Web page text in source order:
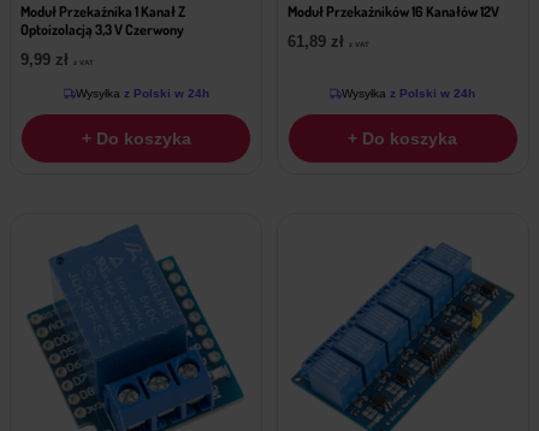
Moduł Przekaźnika 1 Kanał Z
Optoizolacją 3,3 V Czerwony
9,99 zł z VAT
Wysyłka z Polski w 24h
+ Do koszyka
Moduł Przekaźników 16 Kanałów 12V
61,89 zł z VAT
Wysyłka z Polski w 24h
+ Do koszyka